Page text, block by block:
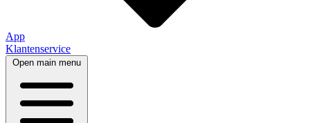
App
Klantenservice
Open main menu